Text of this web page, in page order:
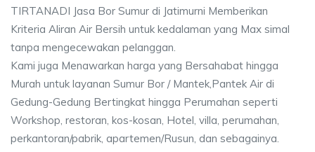
TIRTANADI Jasa Bor Sumur di Jatimurni Memberikan
Kriteria Aliran Air Bersih untuk kedalaman yang Max simal
tanpa mengecewakan pelanggan.
Kami juga Menawarkan harga yang Bersahabat hingga
Murah untuk layanan Sumur Bor / Mantek,Pantek Air di
Gedung-Gedung Bertingkat hingga Perumahan seperti
Workshop, restoran, kos-kosan, Hotel, villa, perumahan,
perkantoran/pabrik, apartemen/Rusun, dan sebagainya.